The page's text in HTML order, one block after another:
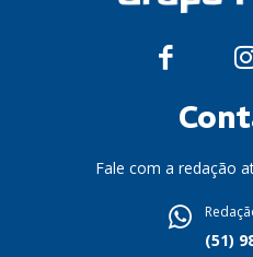
Fale com a redação
(51)